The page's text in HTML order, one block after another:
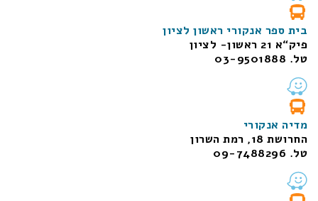
בית ספר אנקורי ראשון לציון
פיק“א 21 ראשון- לציון
טל. 03-9501888
מדיה אנקורי
החרושת 18, רמת השרון
טל. 09-7488296